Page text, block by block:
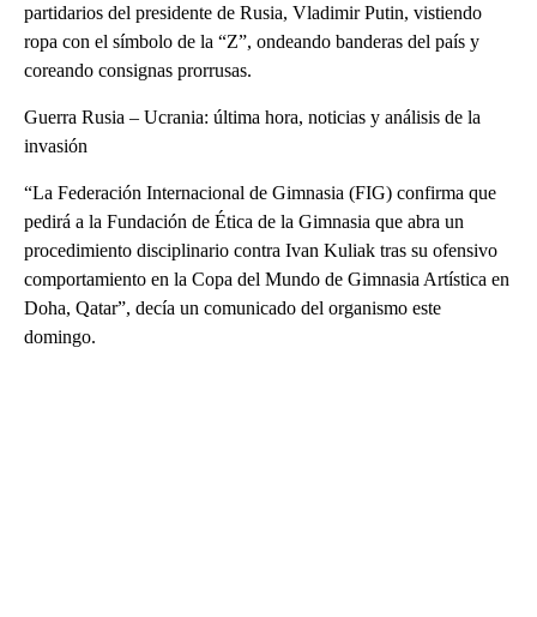
partidarios del presidente de Rusia, Vladimir Putin, vistiendo
ropa con el símbolo de la “Z”, ondeando banderas del país y
coreando consignas prorrusas.
Guerra Rusia – Ucrania: última hora, noticias y análisis de la
invasión
“La Federación Internacional de Gimnasia (FIG) confirma que
pedirá a la Fundación de Ética de la Gimnasia que abra un
procedimiento disciplinario contra Ivan Kuliak tras su ofensivo
comportamiento en la Copa del Mundo de Gimnasia Artística en
Doha, Qatar”, decía un comunicado del organismo este
domingo.